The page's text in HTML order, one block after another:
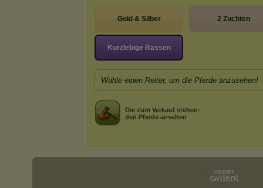
Gold & Silber 2 Zuchten
Kurzlebige Rassen
Wähle einen Reiter, um die Pferde anzusehen!
Die zum Verkauf stehen-
den Pferde ansehen